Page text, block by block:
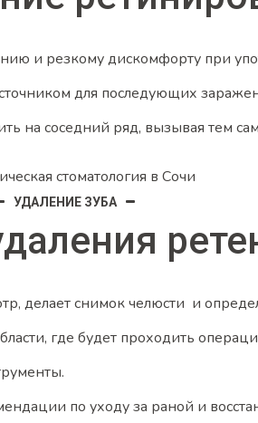
и резкому дискомфорту при
для последующих
на соседний ряд, вызывая тем
УДАЛЕНИЕ ЗУБА
делает снимок челюсти и
где будет проходить
по уходу за раной и